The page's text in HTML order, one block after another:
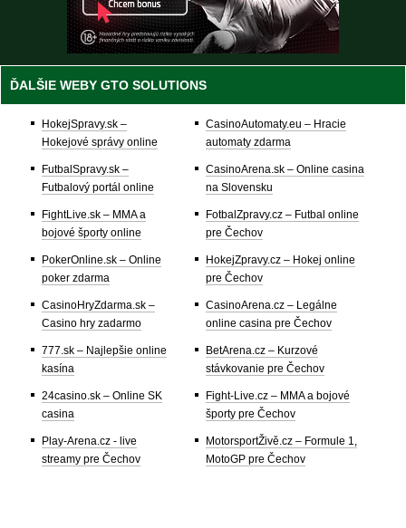
ĎALŠIE WEBY GTO SOLUTIONS
HokejSpravy.sk –
Hokejové správy online
FutbalSpravy.sk –
Futbalový portál online
FightLive.sk – MMA a
bojové športy online
PokerOnline.sk – Online
poker zdarma
CasinoHryZdarma.sk –
Casino hry zadarmo
777.sk – Najlepšie online
kasína
24casino.sk – Online SK
casina
Play-Arena.cz - live
streamy pre Čechov
CasinoAutomaty.eu – Hracie
automaty zdarma
CasinoArena.sk – Online casina
na Slovensku
FotbalZpravy.cz – Futbal online
pre Čechov
HokejZpravy.cz – Hokej online
pre Čechov
CasinoArena.cz – Legálne
online casina pre Čechov
BetArena.cz – Kurzové
stávkovanie pre Čechov
Fight-Live.cz – MMA a bojové
športy pre Čechov
MotorsportŽivě.cz – Formule 1,
MotoGP pre Čechov